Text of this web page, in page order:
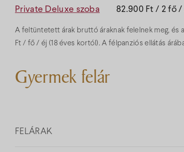
Private Deluxe szoba 82.900 Ft / 2 fő /
A feltüntetett árak bruttó áraknak felelnek meg, és
Ft / fő / éj (18 éves kortól). A félpanziós ellátás
Gyermek felár
FELÁRAK